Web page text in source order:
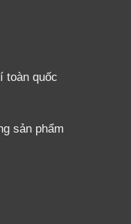
toàn quốc
sản phẩm